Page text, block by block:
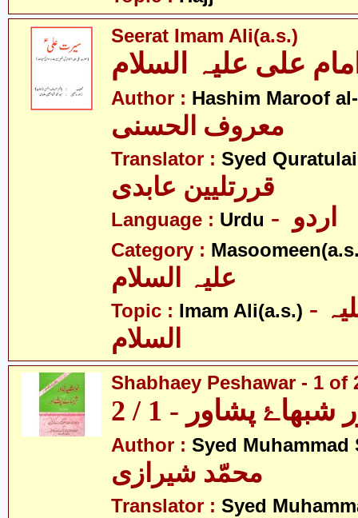
Seerat Imam Ali(a.s.)
علی علیہ السلام
Author : Hashim Maroof
معروف الحسنی
Translator : Syed
قررتلیین عابدی
Language : Urdu
Category :
Topic : Imam Ali(a.s.) - امام علی علیہ
Shabhaey Peshawar - 1 of
پشاور - 1 / 2
Author : Syed Muhammad
محمّد شیرازی
Translator : Syed